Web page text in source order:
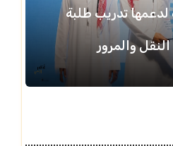
لدعمها تدريب طلبة
والمرور